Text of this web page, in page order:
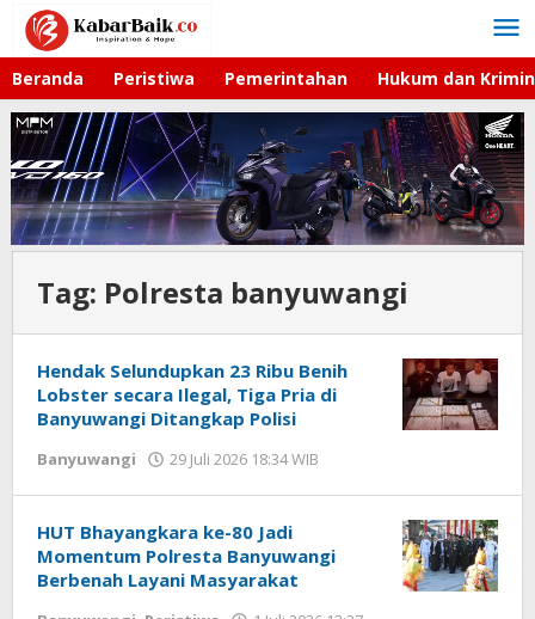
Lewati
konten
Beranda Peristiwa Pemerintahan Hukum dan
Tag: Polresta banyuwangi
Hendak Selundupkan 23 Ribu Benih
Lobster secara Ilegal, Tiga Pria di
Banyuwangi Ditangkap Polisi
Banyuwangi 29 Juli 2026 18:34 WIB
HUT Bhayangkara ke-80 Jadi
Momentum Polresta Banyuwangi
Berbenah Layani Masyarakat